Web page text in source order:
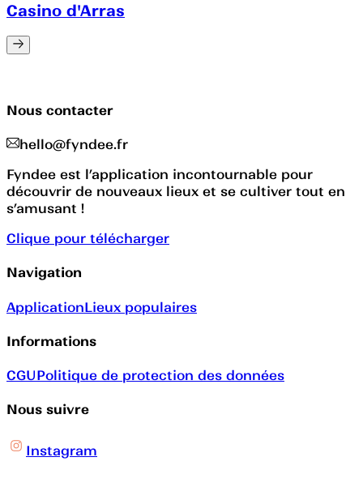
Casino d'Arras
Nous contacter
hello@fyndee.fr
Fyndee est l’application incontournable pour
découvrir de nouveaux lieux et se cultiver tout en
s’amusant !
Clique pour télécharger
Navigation
ApplicationLieux populaires
Informations
CGUPolitique de protection des données
Nous suivre
Instagram